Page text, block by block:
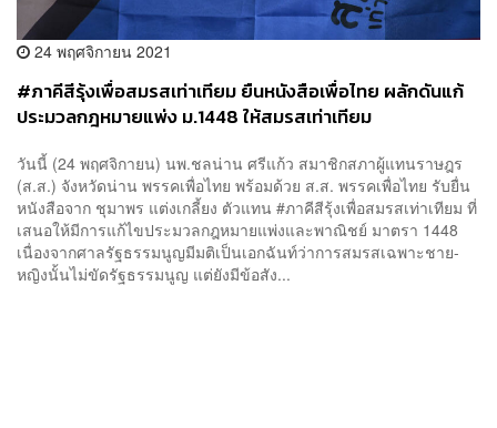
24 พฤศจิกายน 2021
#ภาคีสีรุ้งเพื่อสมรสเท่าเทียม ยืนหนังสือเพื่อไทย ผลักดันแก้
ประมวลกฎหมายแพ่ง ม.1448 ให้สมรสเท่าเทียม
วันนี้ (24 พฤศจิกายน) นพ.ชลน่าน ศรีแก้ว สมาชิกสภาผู้แทนราษฎร
(ส.ส.) จังหวัดน่าน พรรคเพื่อไทย พร้อมด้วย ส.ส. พรรคเพื่อไทย รับยื่น
หนังสือจาก ชุมาพร แต่งเกลี้ยง ตัวแทน #ภาคีสีรุ้งเพื่อสมรสเท่าเทียม ที่
เสนอให้มีการแก้ไขประมวลกฎหมายแพ่งและพาณิชย์ มาตรา 1448
เนื่องจากศาลรัฐธรรมนูญมีมติเป็นเอกฉันท์ว่าการสมรสเฉพาะชาย-
หญิงนั้นไม่ขัดรัฐธรรมนูญ แต่ยังมีข้อสัง...